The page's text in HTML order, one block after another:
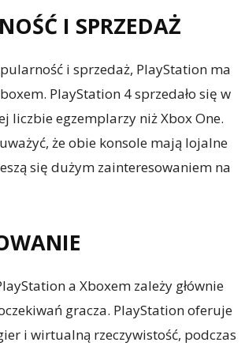
I SPRZEDAŻ
i sprzedaż, PlayStation ma
PlayStation 4 sprzedało się w
liczbie egzemplarzy niż Xbox One.
że obie konsole mają lojalne
się dużym zainteresowaniem na
a Xboxem zależy głównie
gracza. PlayStation oferuje
i wirtualną rzeczywistość, podczas